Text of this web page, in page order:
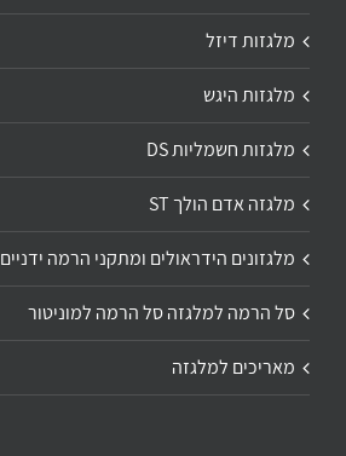
מלגזות דיזל
מלגזות היגש
מלגזות חשמליות DS
מלגזה אדם הולך ST
מלגזונים הידראולים ומתקני הרמה ידניים
סל הרמה למלגזה סל הרמה למוניטור
מאריכים למלגזה